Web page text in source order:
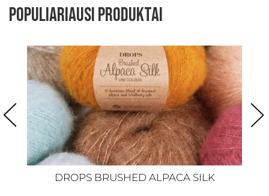
Populiariausi produktai
DROPS BRUSHED ALPACA SILK